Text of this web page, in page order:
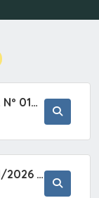
CONCORRÊNCIA PRESENCIAL Nº 019/2025 - PAVIMENTAÇÃO ASFÁLTICA EM TRECHO DA RUA 2 NO BAIRRO VILA SOARES NO MUNICÍPIO DE SETE BARRAS/SP.
PREGÃO ELETRÔNICO Nº 021/2026 - AQUISIÇÃO DE CONTENTORES E CARRINHOS, DESTINADOS A COLETIVA E MANEJO DE RESÍDUOS SÓLIDOS, ATRAVÉS DO SISTEMA DE REGISTRO DE PREÇOS (SRP)